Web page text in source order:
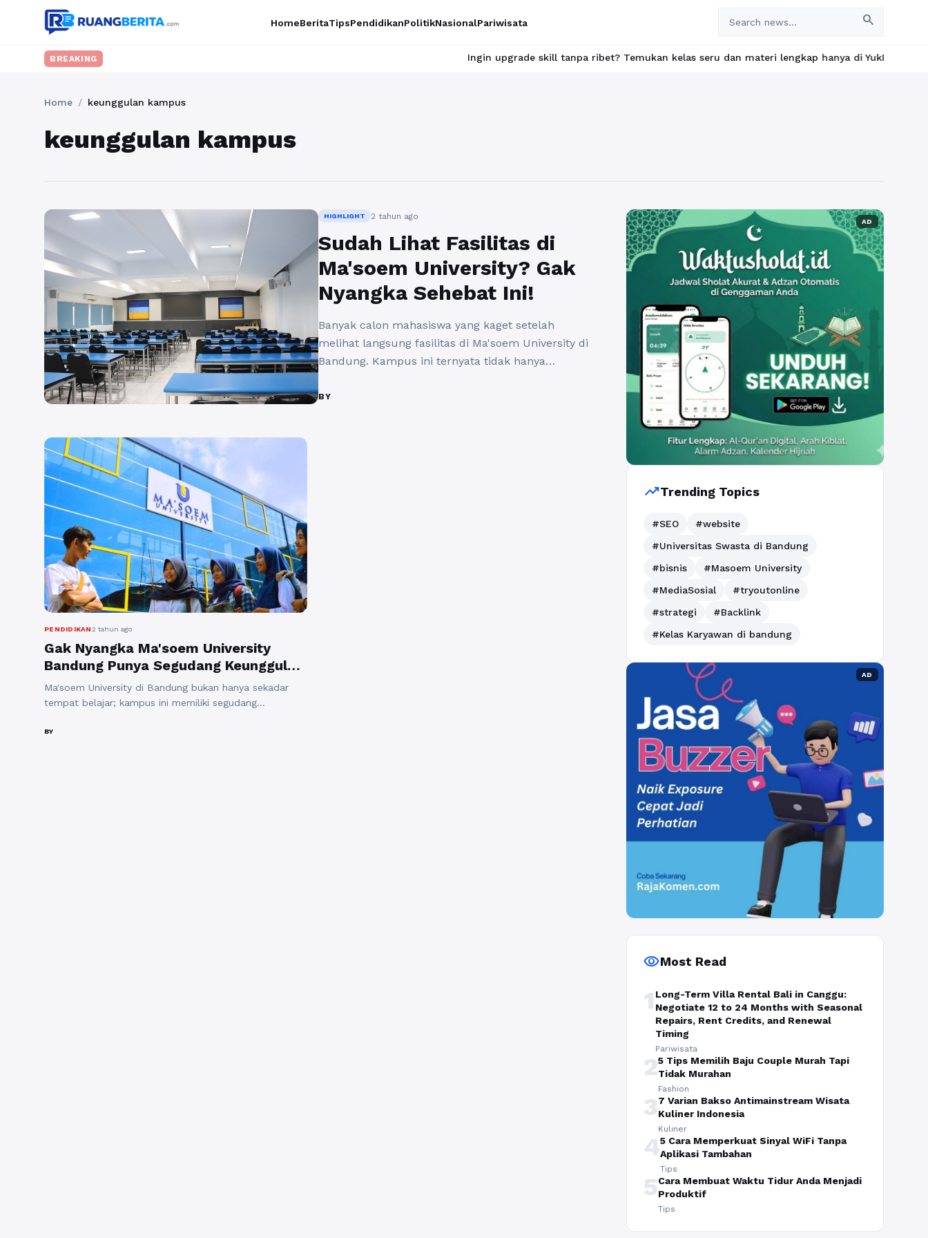
HomeBeritaTipsPendidikanPolitikNasionalPariwisata search
BREAKING Ingin upgrade skill tanpa ribet? Temukan kelas seru dan materi lengkap hanya di YukBelajar.com. Mulai
Home / keunggulan kampus
keunggulan kampus
HIGHLIGHT 2 tahun ago
Sudah Lihat Fasilitas di
Ma'soem University? Gak
Nyangka Sehebat Ini!
Banyak calon mahasiswa yang kaget setelah
melihat langsung fasilitas di Ma'soem University di
Bandung. Kampus ini ternyata tidak hanya
menyediakan fasilitas yang modern dan lengkap
BY
PENDIDIKAN2 tahun ago
Gak Nyangka Ma'soem University
Bandung Punya Segudang Keunggulan
Ini
Ma'soem University di Bandung bukan hanya sekadar
tempat belajar; kampus ini memiliki segudang
universitas lain. Jika kamu sedang mencari pendidikan
BY
AD
trending_upTrending Topics
#SEO
#website
#Universitas Swasta di Bandung
#bisnis
#Masoem University
#MediaSosial
#tryoutonline
#strategi
#Backlink
#Kelas Karyawan di bandung
AD
visibilityMost Read
1 Long-Term Villa Rental Bali in Canggu:
Negotiate 12 to 24 Months with Seasonal
Repairs, Rent Credits, and Renewal
Timing
Pariwisata
25 Tips Memilih Baju Couple Murah Tapi
Tidak Murahan
Fashion
37 Varian Bakso Antimainstream Wisata
Kuliner Indonesia
Kuliner
45 Cara Memperkuat Sinyal WiFi Tanpa
Aplikasi Tambahan
Tips
5Cara Membuat Waktu Tidur Anda Menjadi
Produktif
Tips